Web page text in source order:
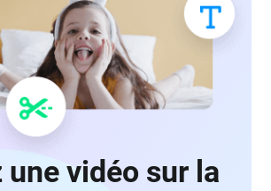
une vidéo sur la